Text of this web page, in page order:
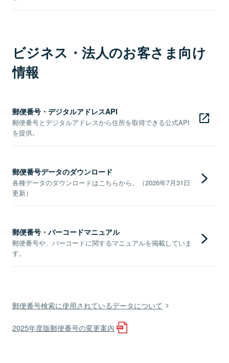
ビジネス・法人のお客さま向け
情報
郵便番号・デジタルアドレスAPI
郵便番号とデジタルアドレスから住所を取得できる公式API
を提供。
郵便番号データのダウンロード
各種データのダウンロードはこちらから。（2026年7月31日
更新）
郵便番号・バーコードマニュアル
郵便番号や、バーコードに関するマニュアルを掲載していま
す。
郵便番号検索に使用されているデータについて
2025年度版郵便番号の変更案内